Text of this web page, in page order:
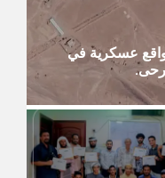
عسكرية في